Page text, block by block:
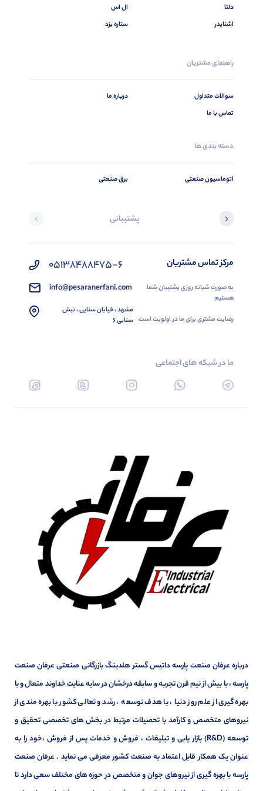
دلتا
اشنایدر
ال اس
ستاره یزد
راهنمای مشتریان
سوالات متداول
تماس با ما
درباره ما
دسته بندی ها
اتوماسیون صنعتی برق صنعتی
پشتیبانی
مرکز تماس مشتریان
به صورت شبانه روزی پشتیبان شما
هستیم
رضایت مشتری برای ما در اولویت است
05138488475-6
info@pesaranerfani.com
مشهد ، خیابان سنایی ، نبش
سنایی 6
ما در شبکه های اجتماعی
درباره عرفان صنعت پارسه داتیس گستر هلدینگ بازرگانی صنعتی عرفان صنعت
پارسه ، با بیش از نیم قرن تجربه و سابقه درخشان در سایه عنایت خداوند متعال و با
بهره گیری از علم روز دنیا ، با هدف توسعه ، رشد و تعالی کشور با بهره مندی از
نیروهای متخصص و کارآمد با تحصیلات مرتبط در بخش های تخصصی تحقیق و
توسعه (R&D) بازار یابی و تبلیغات ، فروش و خدمات پس از فروش ،خود را به
عنوان یک همکار قابل اعتماد به صنعت کشور معرفی می نماید . عرفان صنعت
پارسه با بهره گیری از نیروهای جوان و متخصص در حوزه های مختلف سعی دارد تا